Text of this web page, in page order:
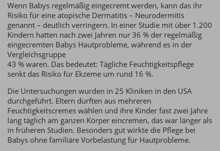
Wenn Babys regelmäßig eingecremt werden, kann das ihr
Risiko für eine atopische Dermatitis – Neurodermitis
genannt – deutlich verringern. In einer Studie mit über 1.200
Kindern hatten nach zwei Jahren nur 36 % der regelmäßig
eingecremten Babys Hautprobleme, während es in der
Vergleichsgruppe
43 % waren. Das bedeutet: Tägliche Feuchtigkeitspflege
senkt das Risiko für Ekzeme um rund 16 %.
Die Untersuchungen wurden in 25 Kliniken in den USA
durchgeführt. Eltern durften aus mehreren
Feuchtigkeitscremes wählen und ihre Kinder fast zwei Jahre
lang täglich am ganzen Körper eincremen, das war länger als
in früheren Studien. Besonders gut wirkte die Pflege bei
Babys ohne familiäre Vorbelastung für Hautprobleme.